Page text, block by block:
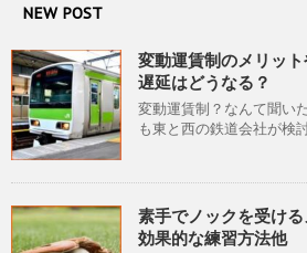
NEW POST
変動運賃制のメリッ
遅延はどうなる？
変動運賃制？なんて聞い
も東と西の鉄道会社が検
素手でノックを受け
効果的な練習方法他